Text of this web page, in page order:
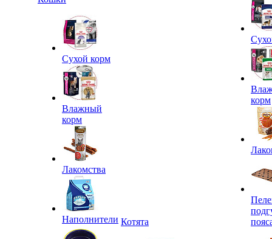
Сухой корм
Влажный
корм
Лакомства
Наполнители Котята
корм